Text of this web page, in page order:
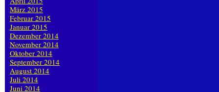
März 2015
Februar 2015
Januar 2015
Dezember 2014
November 2014
Oktober 2014
September 2014
August 2014
Juli 2014
Juni 2014